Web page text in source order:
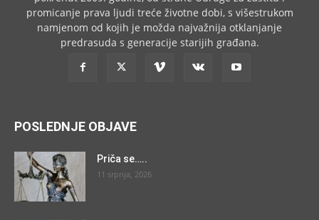
promicanje prava ljudi treće životne dobi, s višestrukom
namjenom od kojih je možda najvažnija otklanjanje
predrasuda s generacije starijih građana.
POSLEDNJE OBJAVE
Priča se…..
11 srpnja, 2026